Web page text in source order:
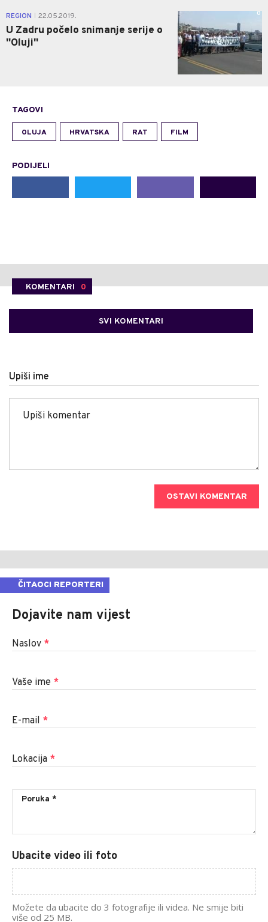
REGION 22.05.2019.
U Zadru počelo snimanje serije o
''Oluji''
0
TAGOVI
OLUJA HRVATSKA RAT FILM
PODIJELI
KOMENTARI 0
SVI KOMENTARI
Upiši ime
OSTAVI KOMENTAR
ČITAOCI REPORTERI
Dojavite nam vijest
Naslov *
Vaše ime *
E-mail *
Lokacija *
Ubacite video ili foto
Možete da ubacite do 3 fotografije ili videa. Ne smije biti
više od 25 MB.